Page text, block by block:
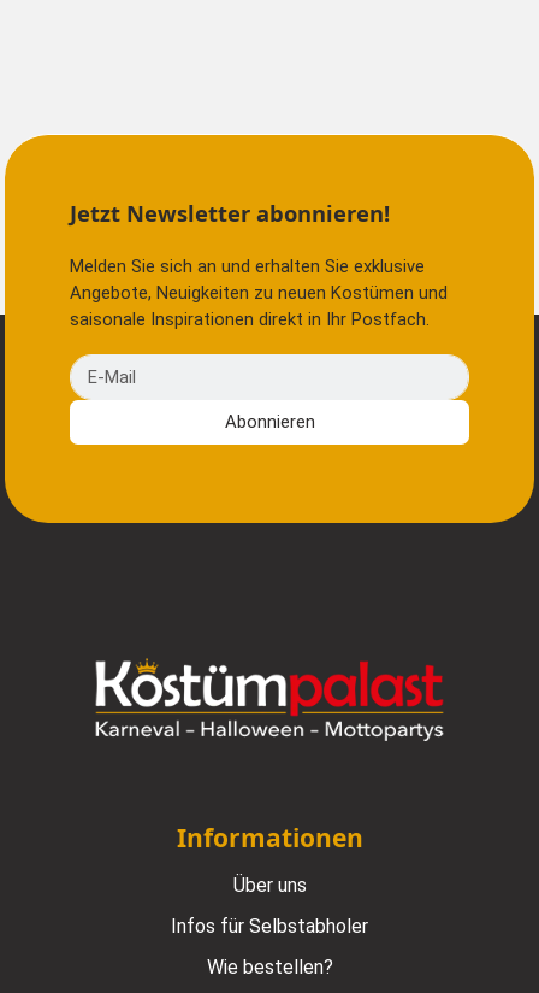
Jetzt Newsletter abonnieren!
Melden Sie sich an und erhalten Sie exklusive
Angebote, Neuigkeiten zu neuen Kostümen und
saisonale Inspirationen direkt in Ihr Postfach.
E-Mail
Abonnieren
Informationen
Über uns
Infos für Selbstabholer
Wie bestellen?